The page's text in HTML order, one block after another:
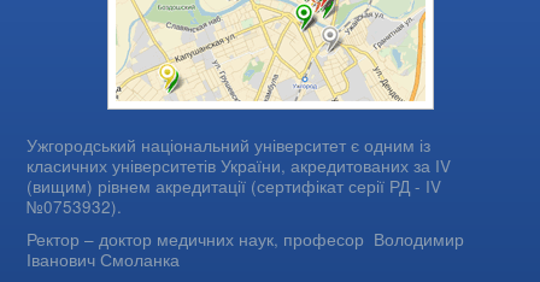
Ужгородський національний університет є одним із
класичних університетів України, акредитованих за IV
(вищим) рівнем акредитації (сертифікат серії РД - IV
№0753932).
Ректор – доктор медичних наук, професор Володимир
Іванович Смоланка